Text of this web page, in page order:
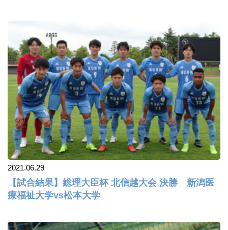
2021.06.29
【試合結果】総理大臣杯 北信越大会 決勝 新潟医
療福祉大学vs松本大学